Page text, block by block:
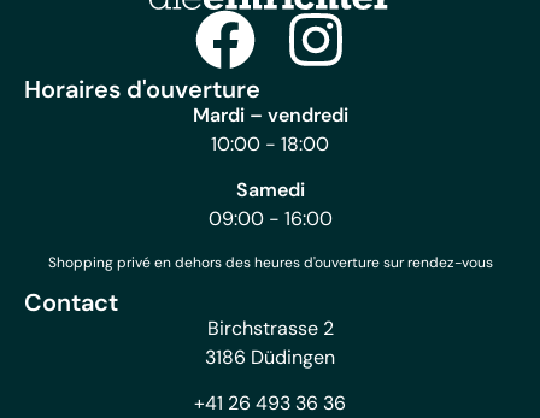
Horaires d'ouverture
Mardi – vendredi
10:00 - 18:00
Samedi
09:00 - 16:00
Shopping privé en dehors des heures d'ouverture sur rendez-vous
Contact
Birchstrasse 2
3186 Düdingen
+41 26 493 36 36